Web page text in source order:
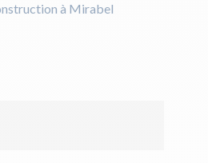
à Mirabel